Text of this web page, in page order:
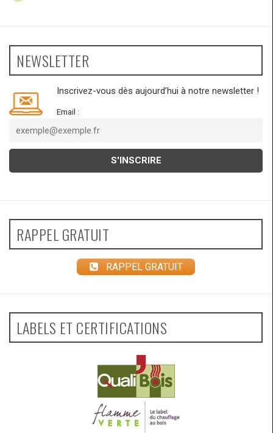
NEWSLETTER
Inscrivez-vous dès aujourd’hui à notre newsletter !
Email :
RAPPEL GRATUIT
RAPPEL GRATUIT
LABELS ET CERTIFICATIONS